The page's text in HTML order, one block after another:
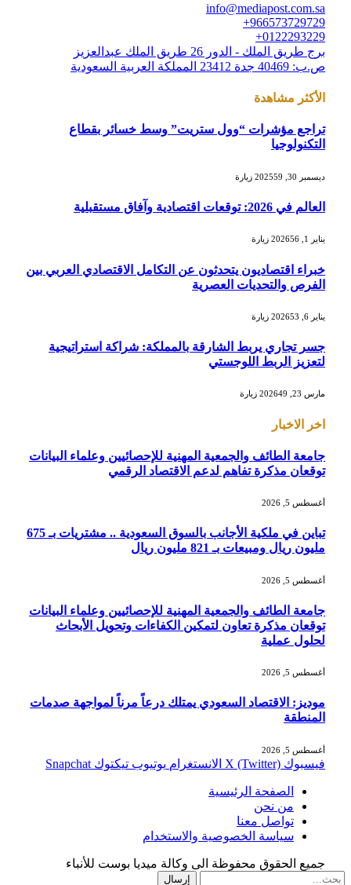
info@mediapost.com.sa
966573729729+
0122293229+
برج طريق الملك - الدور 26 طريق الملك عبدالعزيز
ص.ب: 40469 جدة 23412 المملكة العربية السعودية
الأكثر مشاهدة
تراجع مؤشرات “وول ستريت” وسط خسائر بقطاع
التكنولوجيا
ديسمبر 30, 2025 59 زيارة
العالم في 2026: توقعات اقتصادية وآفاق مستقبلية
يناير 1, 2026 56 زيارة
خبراء اقتصاديون يتحدثون عن التكامل الاقتصادي العربي بين
الفرص والتحديات العصرية
يناير 6, 2026 53 زيارة
جسر تجاري يربط الشارقة بالمملكة: شراكة استراتيجية
لتعزيز الربط اللوجستي
مارس 23, 2026 49 زيارة
اخر الاخبار
جامعة الطائف والجمعية المهنية للإحصائيين وعلماء البيانات
توقعان مذكرة تفاهم لدعم الاقتصاد الرقمي
أغسطس 5, 2026
تباين في ملكية الأجانب بالسوق السعودية .. مشتريات بـ 675
مليون ريال ومبيعات بـ 821 مليون ريال
أغسطس 5, 2026
جامعة الطائف والجمعية المهنية للإحصائيين وعلماء البيانات
توقعان مذكرة تعاون لتمكين الكفاءات وتحويل الأبحاث
لحلول عملية
أغسطس 5, 2026
موديز: الاقتصاد السعودي يمتلك درعاً مرناً لمواجهة صدمات
المنطقة
أغسطس 5, 2026
فيسبوك X (Twitter) الانستغرام يوتيوب تيكتوك Snapchat
الصفحة الرئيسية
من نحن
تواصل معنا
سياسة الخصوصية والاستخدام
جميع الحقوق محفوظة الى وكالة ميديا بوست للأنباء
إرسال